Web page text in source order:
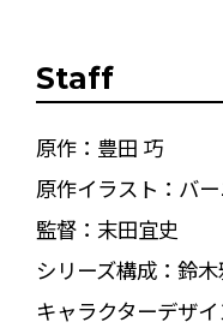
Staff
原作：豊田 巧
原作イラスト：バ
監督：末田宜史
シリーズ構成：鈴
キャラクターデザ